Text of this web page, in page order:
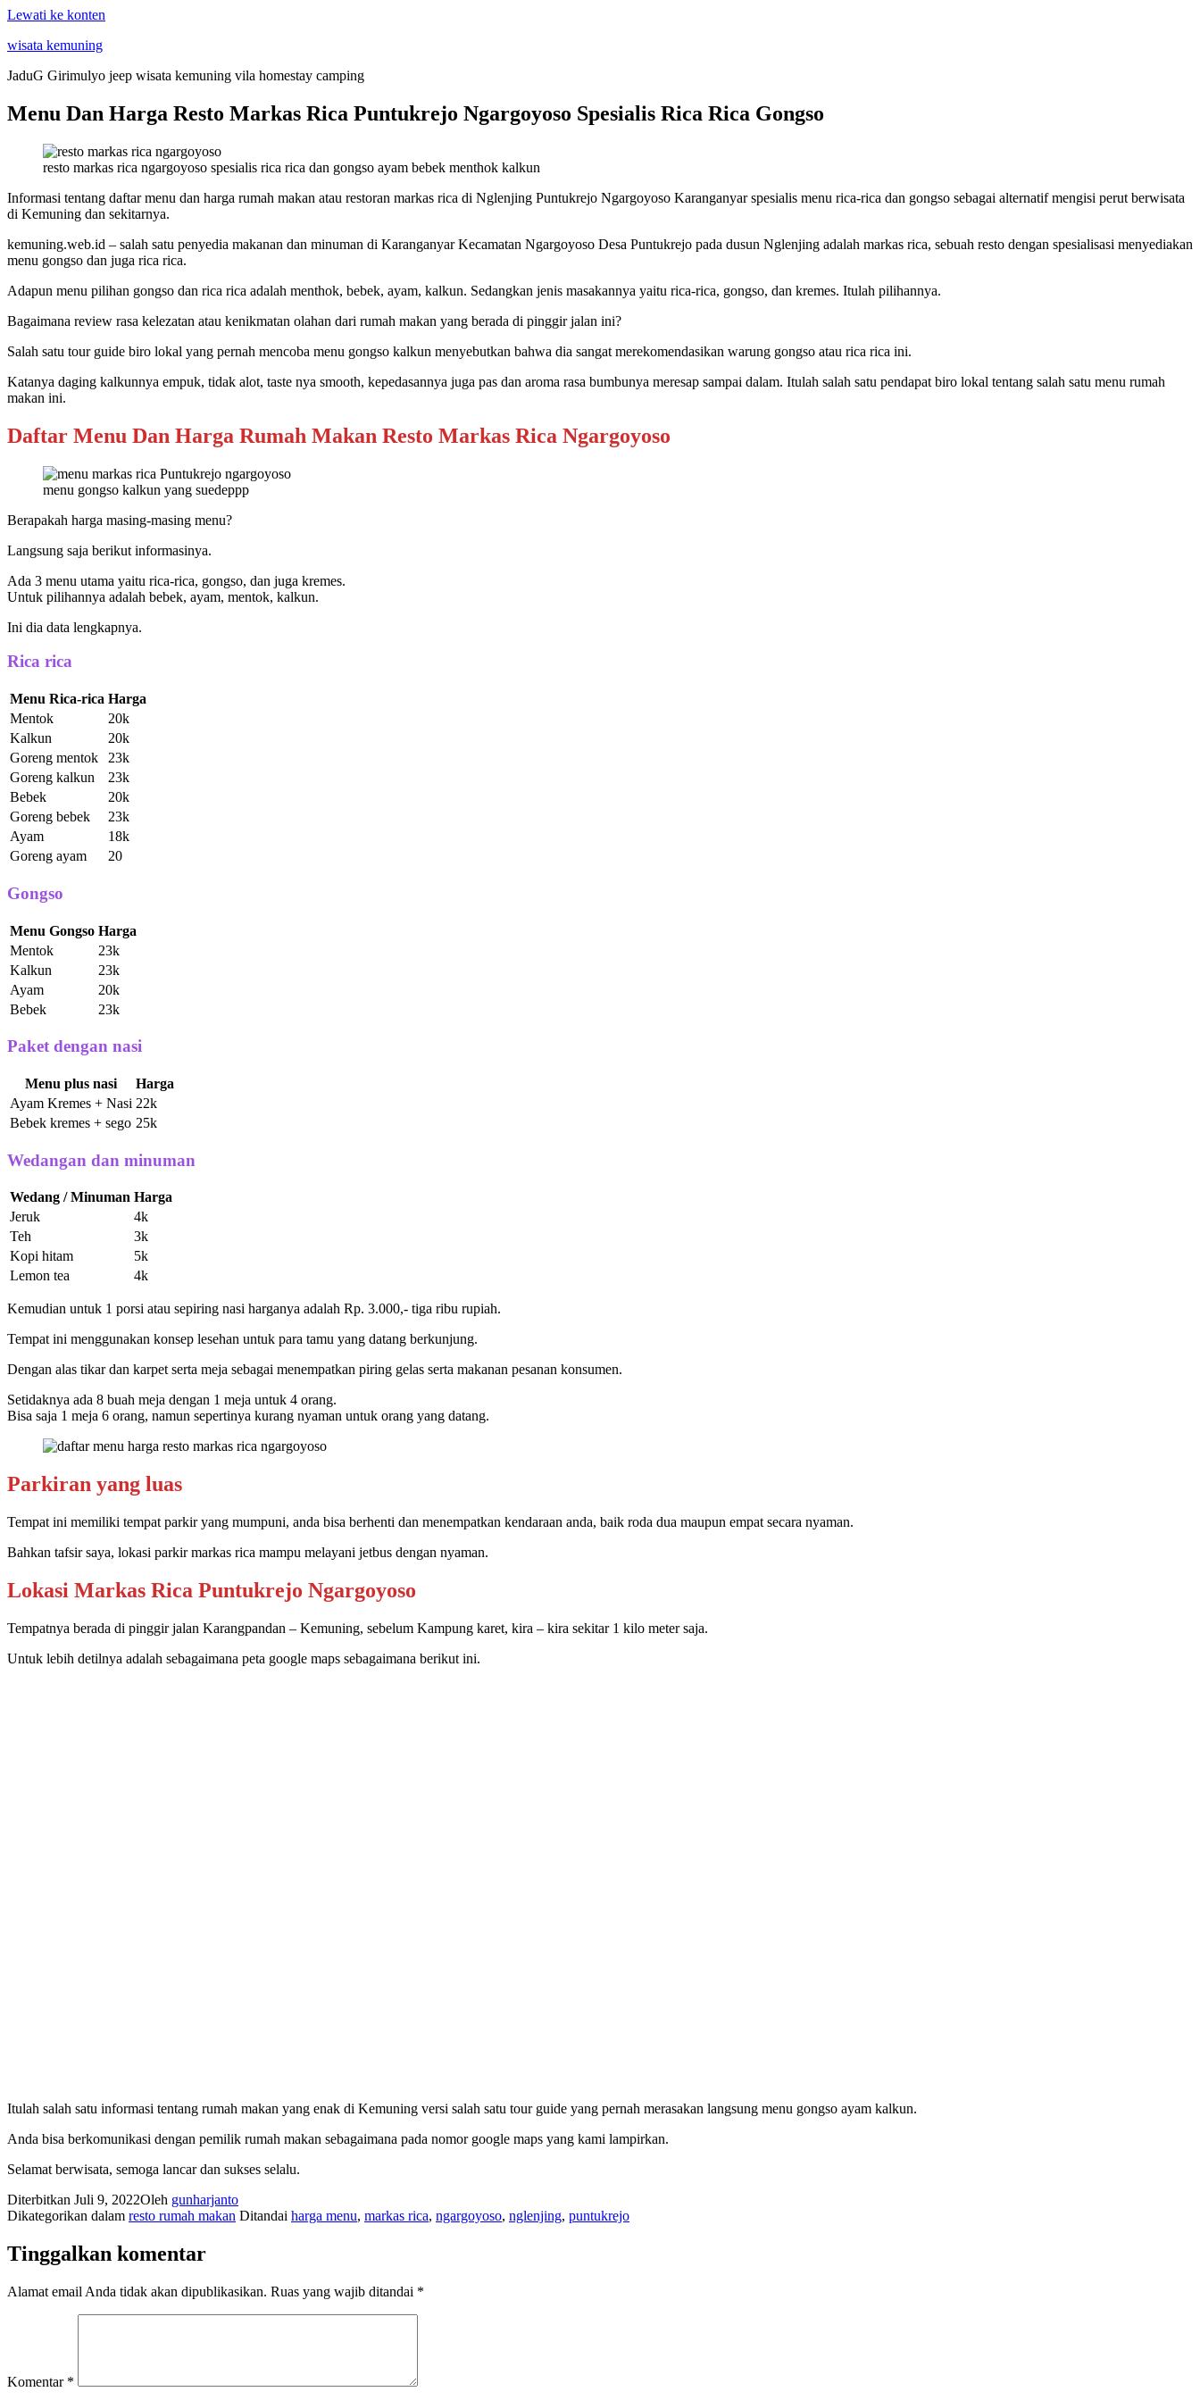
Lewati ke konten
wisata kemuning
JaduG Girimulyo jeep wisata kemuning vila homestay camping
Menu Dan Harga Resto Markas Rica Puntukrejo Ngargoyoso Spesialis Rica Rica Gongso
resto markas rica ngargoyoso spesialis rica rica dan gongso ayam bebek menthok kalkun
Informasi tentang daftar menu dan harga rumah makan atau restoran markas rica di Nglenjing Puntukrejo Ngargoyoso Karanganyar spesialis menu rica-rica dan gongso sebagai alternatif mengisi perut berwisata
di Kemuning dan sekitarnya.
kemuning.web.id – salah satu penyedia makanan dan minuman di Karanganyar Kecamatan Ngargoyoso Desa Puntukrejo pada dusun Nglenjing adalah markas rica, sebuah resto dengan spesialisasi menyediakan
menu gongso dan juga rica rica.
Adapun menu pilihan gongso dan rica rica adalah menthok, bebek, ayam, kalkun. Sedangkan jenis masakannya yaitu rica-rica, gongso, dan kremes. Itulah pilihannya.
Bagaimana review rasa kelezatan atau kenikmatan olahan dari rumah makan yang berada di pinggir jalan ini?
Salah satu tour guide biro lokal yang pernah mencoba menu gongso kalkun menyebutkan bahwa dia sangat merekomendasikan warung gongso atau rica rica ini.
Katanya daging kalkunnya empuk, tidak alot, taste nya smooth, kepedasannya juga pas dan aroma rasa bumbunya meresap sampai dalam. Itulah salah satu pendapat biro lokal tentang salah satu menu rumah
makan ini.
Daftar Menu Dan Harga Rumah Makan Resto Markas Rica Ngargoyoso
menu gongso kalkun yang suedeppp
Berapakah harga masing-masing menu?
Langsung saja berikut informasinya.
Ada 3 menu utama yaitu rica-rica, gongso, dan juga kremes.
Untuk pilihannya adalah bebek, ayam, mentok, kalkun.
Ini dia data lengkapnya.
Rica rica
Menu Rica-rica Harga
Mentok
20k
Kalkun
20k
Goreng mentok
23k
Goreng kalkun
23k
Bebek
20k
Goreng bebek
23k
Ayam
18k
Goreng ayam
20
Gongso
Menu Gongso Harga
Mentok
23k
Kalkun
23k
Ayam
20k
Bebek
23k
Paket dengan nasi
Menu plus nasi
Harga
Ayam Kremes + Nasi 22k
Bebek kremes + sego 25k
Wedangan dan minuman
Wedang / Minuman Harga
Jeruk
4k
Teh
3k
Kopi hitam
5k
Lemon tea
4k
Kemudian untuk 1 porsi atau sepiring nasi harganya adalah Rp. 3.000,- tiga ribu rupiah.
Tempat ini menggunakan konsep lesehan untuk para tamu yang datang berkunjung.
Dengan alas tikar dan karpet serta meja sebagai menempatkan piring gelas serta makanan pesanan konsumen.
Setidaknya ada 8 buah meja dengan 1 meja untuk 4 orang.
Bisa saja 1 meja 6 orang, namun sepertinya kurang nyaman untuk orang yang datang.
Parkiran yang luas
Tempat ini memiliki tempat parkir yang mumpuni, anda bisa berhenti dan menempatkan kendaraan anda, baik roda dua maupun empat secara nyaman.
Bahkan tafsir saya, lokasi parkir markas rica mampu melayani jetbus dengan nyaman.
Lokasi Markas Rica Puntukrejo Ngargoyoso
Tempatnya berada di pinggir jalan Karangpandan – Kemuning, sebelum Kampung karet, kira – kira sekitar 1 kilo meter saja.
Untuk lebih detilnya adalah sebagaimana peta google maps sebagaimana berikut ini.
Itulah salah satu informasi tentang rumah makan yang enak di Kemuning versi salah satu tour guide yang pernah merasakan langsung menu gongso ayam kalkun.
Anda bisa berkomunikasi dengan pemilik rumah makan sebagaimana pada nomor google maps yang kami lampirkan.
Selamat berwisata, semoga lancar dan sukses selalu.
Diterbitkan Juli 9, 2022Oleh gunharjanto
Dikategorikan dalam resto rumah makan Ditandai harga menu, markas rica, ngargoyoso, nglenjing, puntukrejo
Tinggalkan komentar
Alamat email Anda tidak akan dipublikasikan. Ruas yang wajib ditandai *
Komentar *